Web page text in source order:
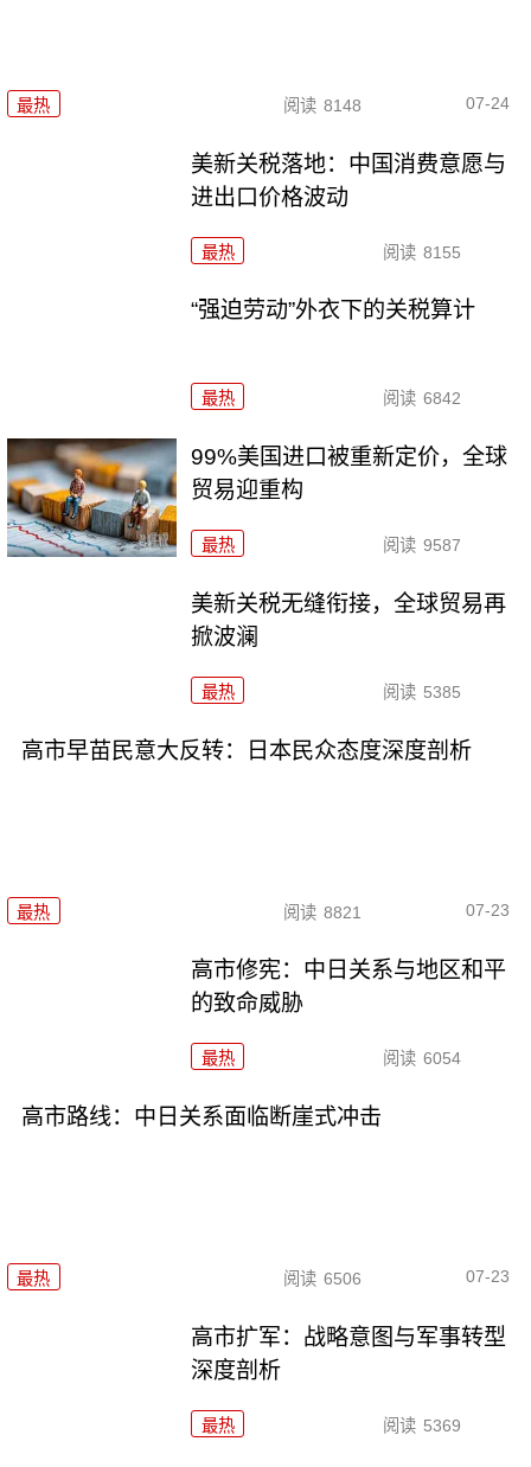
最热 阅读 8148 07-24
美新关税落地：中国消费意愿与
进出口价格波动
最热 阅读 8155
“强迫劳动”外衣下的关税算计
最热 阅读 6842
99%美国进口被重新定价，全球
贸易迎重构
最热 阅读 9587
美新关税无缝衔接，全球贸易再
掀波澜
最热 阅读 5385
高市早苗民意大反转：日本民众态度深度剖析
最热 阅读 8821 07-23
高市修宪：中日关系与地区和平
的致命威胁
最热 阅读 6054
高市路线：中日关系面临断崖式冲击
最热 阅读 6506 07-23
高市扩军：战略意图与军事转型
深度剖析
最热 阅读 5369